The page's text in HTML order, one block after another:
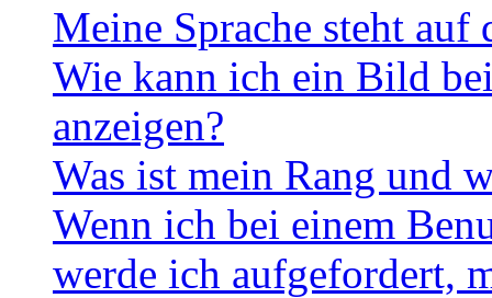
Meine Sprache steht
Wie kann ich ein Bild
anzeigen?
Was ist mein Rang und
Wenn ich bei einem
werde ich aufgefordert,